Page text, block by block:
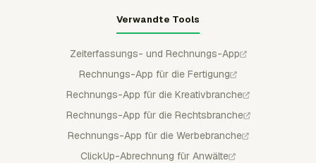
Verwandte Tools
Zeiterfassungs- und Rechnungs-App
Rechnungs-App für die Fertigung
Rechnungs-App für die Kreativbranche
Rechnungs-App für die Rechtsbranche
Rechnungs-App für die Werbebranche
ClickUp-Abrechnung für Anwälte